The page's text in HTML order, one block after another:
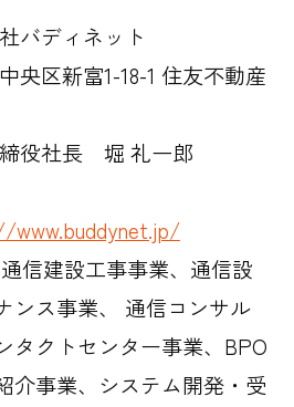
バディネット
区新富1-18-1 住友不動産
役社長 堀 礼一郎
信建設工事事業、通信設
ンス事業、 通信コンサル
タクトセンター事業、BPO
介事業、システム開発・受